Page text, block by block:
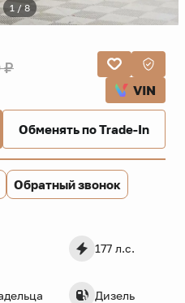
1 / 8
177 л.с.
Дизель
₽
VIN
Обменять по Trade-In
Обратный звонок